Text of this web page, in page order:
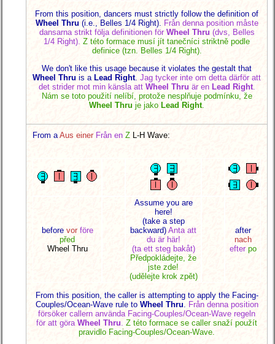
From this position, dancers must strictly follow the definition of
Wheel Thru(i.e., Belles 1/4 Right). Från denna position måste
dansarna strikt följa definitionen för Wheel Thru (dvs, Belles
1/4 Right). Z této formace musí jít tanečníci striktně podle
definice (tzn. Belles 1/4 Right).
We don't like this usage because it violates the gestalt that
Wheel Thru is a Lead Right. Jag tycker inte om detta därför att
det strider mot min känsla att Wheel Thru är en Lead Right.
Nám se toto použití nelíbí, protože nesplňuje podmínku, že
Wheel Thru je jako Lead Right.
From a Aus einer Från en Z L-H Wave:
before vor före
před
Wheel Thru
Assume you are
here!
(take a step
backward) Anta att
du är här!
(ta ett steg bakåt)
Předpokládejte, že
jste zde!
(udělejte krok zpět)
after
nach
efter po
From this position, the caller is attempting to apply the Facing-
Couples/Ocean-Wave rule to Wheel Thru. Från denna position
försöker callern använda Facing-Couples/Ocean-Wave regeln
för att göra Wheel Thru. Z této formace se caller snaží použít
pravidlo Facing-Couples/Ocean-Wave.